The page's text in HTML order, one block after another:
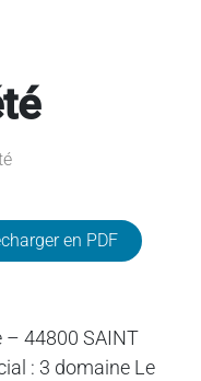
en PDF
– 44800 SAINT
: 3 domaine Le